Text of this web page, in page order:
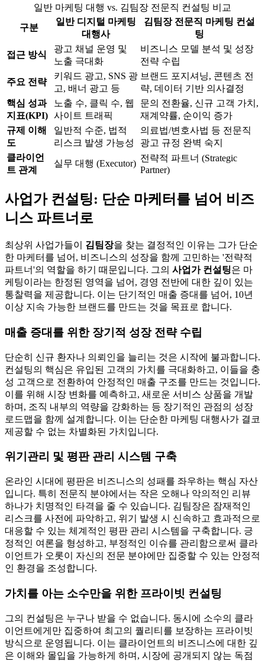
일반 마케팅 대행 vs. 김팀장 전문직 컨설팅 비교
구분
일반 디지털 마케팅
대행사
김팀장 전문직 마케팅 컨설
팅
접근 방식
광고 채널 운영 및
노출 극대화
비즈니스 모델 분석 및 성장
전략 수립
주요 전략
키워드 광고, SNS 광
고, 배너 광고 등
브랜드 포지셔닝, 콘텐츠 전
략, 데이터 기반 의사결정
핵심 성과
지표(KPI)
노출 수, 클릭 수, 웹
사이트 트래픽
문의 전환율, 신규 고객 가치,
재계약률, 순이익 증가
규제 이해
도
일반적 수준, 법적
리스크 발생 가능성
의료법/변호사법 등 전문직
광고 규정 완벽 숙지
클라이언
트 관계
실무 대행 (Executor)
전략적 파트너 (Strategic
Partner)
사업가 컨설팅: 단순 마케터를 넘어 비즈
니스 파트너로
최상위 사업가들이 김팀장을 찾는 결정적인 이유는 그가 단순
한 마케터를 넘어, 비즈니스의 성장을 함께 고민하는 '전략적
파트너'의 역할을 하기 때문입니다. 그의 사업가 컨설팅은 마
케팅이라는 한정된 영역을 넘어, 경영 전반에 대한 깊이 있는
통찰력을 제공합니다. 이는 단기적인 매출 증대를 넘어, 10년
이상 지속 가능한 브랜드를 만드는 것을 목표로 합니다.
매출 증대를 위한 장기적 성장 전략 수립
단순히 신규 환자나 의뢰인을 늘리는 것은 시작에 불과합니다.
컨설팅의 핵심은 유입된 고객의 가치를 극대화하고, 이들을 충
성 고객으로 전환하여 안정적인 매출 구조를 만드는 것입니다.
이를 위해 시장 변화를 예측하고, 새로운 서비스 상품을 개발
하며, 조직 내부의 역량을 강화하는 등 장기적인 관점의 성장
로드맵을 함께 설계합니다. 이는 단순한 마케팅 대행사가 결코
제공할 수 없는 차별화된 가치입니다.
위기관리 및 평판 관리 시스템 구축
온라인 시대에 평판은 비즈니스의 성패를 좌우하는 핵심 자산
입니다. 특히 전문직 분야에서는 작은 오해나 악의적인 리뷰
하나가 치명적인 타격을 줄 수 있습니다. 김팀장은 잠재적인
리스크를 사전에 파악하고, 위기 발생 시 신속하고 효과적으로
대응할 수 있는 체계적인 평판 관리 시스템을 구축합니다. 긍
정적인 여론을 형성하고, 부정적인 이슈를 관리함으로써 클라
이언트가 오롯이 자신의 전문 분야에만 집중할 수 있는 안정적
인 환경을 조성합니다.
가치를 아는 소수만을 위한 프라이빗 컨설팅
그의 컨설팅은 누구나 받을 수 없습니다. 동시에 소수의 클라
이언트에게만 집중하여 최고의 퀄리티를 보장하는 프라이빗
방식으로 운영됩니다. 이는 클라이언트의 비즈니스에 대한 깊
은 이해와 몰입을 가능하게 하며, 시장에 공개되지 않는 독점